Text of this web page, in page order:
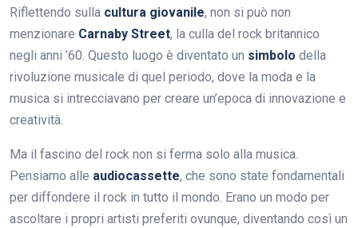
Riflettendo sulla cultura giovanile, non si può non
menzionare Carnaby Street, la culla del rock britannico
negli anni ’60. Questo luogo è diventato un simbolo della
rivoluzione musicale di quel periodo, dove la moda e la
musica si intrecciavano per creare un’epoca di innovazione e
creatività.
Ma il fascino del rock non si ferma solo alla musica.
Pensiamo alle audiocassette, che sono state fondamentali
per diffondere il rock in tutto il mondo. Erano un modo per
ascoltare i propri artisti preferiti ovunque, diventando così un